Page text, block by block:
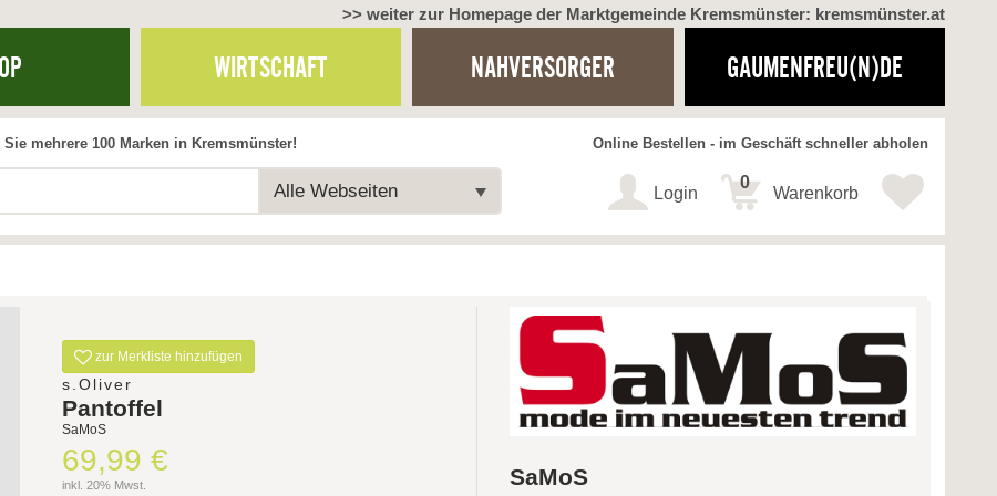
>> weiter zur Homepage der Marktgemeinde Kremsmünster: kremsmünster.at
WIRTSCHAFT NAHVERSORGER GAUMENFREU(N)DE
Alle Webseiten
Sie mehrere 100 Marken in Kremsmünster! Online Bestellen - im Geschäft schneller abholen
Login Warenkorb
0
zur Merkliste hinzufügen
s.Oliver
Pantoffel
SaMoS
69,99 €
inkl. 20% Mwst. SaMoS